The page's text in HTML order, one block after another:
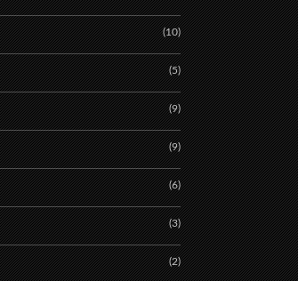
(10)
(5)
(9)
(9)
(6)
(3)
(2)